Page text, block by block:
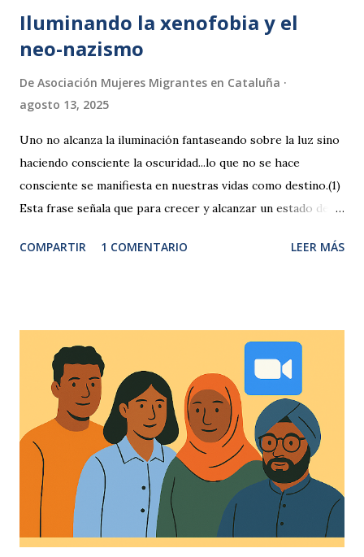
Iluminando la xenofobia y el
neo-nazismo
De Asociación Mujeres Migrantes en Cataluña
agosto 13, 2025
Uno no alcanza la iluminación fantaseando sobre la luz sino
haciendo consciente la oscuridad...lo que no se hace
consciente se manifiesta en nuestras vidas como destino.(1)
Esta frase señala que para crecer y alcanzar un estado de
luminoso. Es imprescindible mirar de frente las partes
decisiones y nuestro destino de forma inadvertida. Carl
Jung y su la idea de la “sombra” Este médico psiquiatra,
psicólogo, desarrollo en su obra como ensayista e
investigador, sobre el conjunto de aspectos inconscientes
que repudiamos o negamos. Su método de imaginación
activa propone un diálogo deliberado con esas imágenes
internas para integrarlas y lograr un equilibrio psicológico.
La frase aparece en muchas recopilaciones de sus citas y se
vincula directament...
COMPARTIR 1 COMENTARIO LEER MÁS